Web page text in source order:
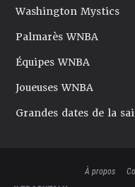
Washington Mystics
Palmarès WNBA
Équipes WNBA
Joueuses WNBA
Grandes dates de la
À propos